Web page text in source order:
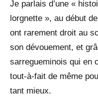
Je parlais d’une «
lorgnette », au début
ont rarement droit au
son dévouement, et
sarregueminois qui en
tout-à-fait de même
tant mieux.